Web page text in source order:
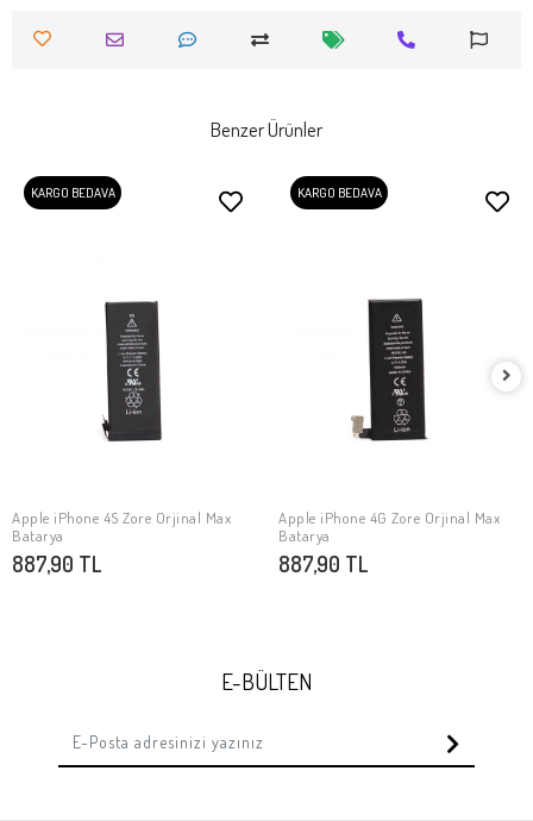
Benzer Ürünler
KARGO BEDAVA
SEPETE EKLE
Apple iPhone 4S Zore Orjinal Max
Batarya
887,90 TL
KARGO BEDAVA
SEPETE EKLE
Apple iPhone 4G Zore Orjinal Max
Batarya
887,90 TL
E-BÜLTEN